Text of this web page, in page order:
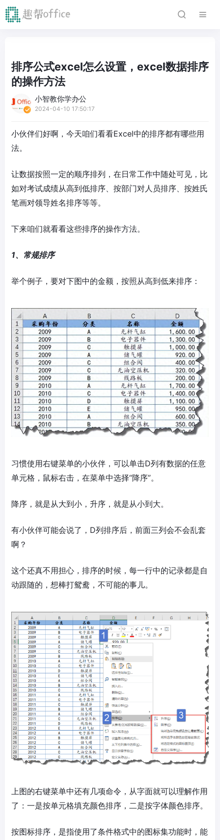
排序公式excel怎么设置，excel数据排序
的操作方法
小智教你学办公
2024-04-10 17:50:17
小伙伴们好啊，今天咱们看看Excel中的排序都有哪些用
法。
让数据按照一定的顺序排列，在日常工作中随处可见，比
如对考试成绩从高到低排序、按部门对人员排序、按姓氏
笔画对领导姓名排序等等。
下来咱们就看看这些排序的操作方法。
1、常规排序
举个例子，要对下图中的金额，按照从高到低来排序：
习惯使用右键菜单的小伙伴，可以单击D列有数据的任意
单元格，鼠标右击，在菜单中选择“降序”。
降序，就是从大到小，升序，就是从小到大。
有小伙伴可能会说了，D列排序后，前面三列会不会乱套
啊？
这个还真不用担心，排序的时候，每一行中的记录都是自
动跟随的，想棒打鸳鸯，不可能的事儿。
上图的右键菜单中还有几项命令，从字面就可以理解作用
了：一是按单元格填充颜色排序，二是按字体颜色排序。
按图标排序，是指使用了条件格式中的图标集功能时，能